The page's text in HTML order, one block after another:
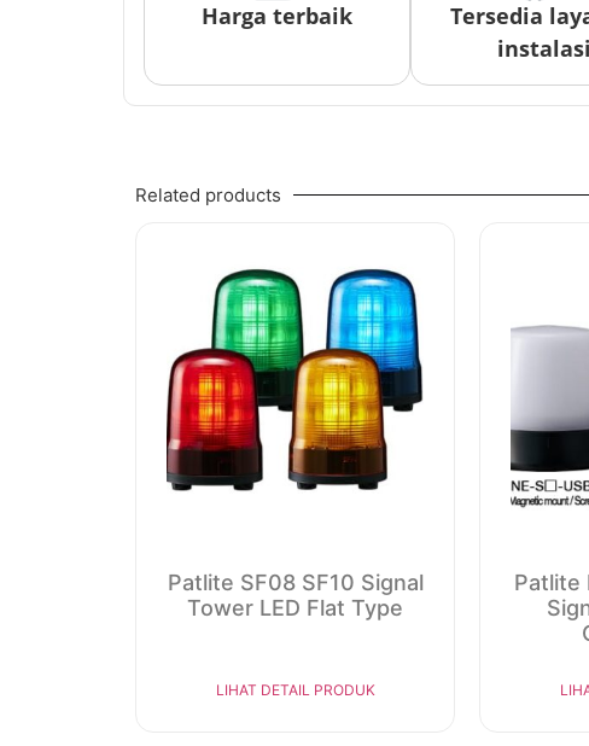
Harga terbaik
Tersedia
instalasi
Related products
Patlite SF08 SF10 Signal
Tower LED Flat Type
LIHAT DETAIL PRODUK
Patlite